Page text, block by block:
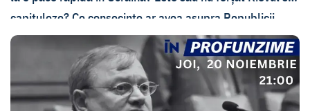
capituleze? Ce consecințe ar avea asupra Republicii
Moldova? Acestea sunt principalele subiecte discutate
în emisiunea În PROfunzime de joi, 27 noiembrie.
Invitatul Lorenei Bogza a fost istoricul Armand Goșu de
la București.